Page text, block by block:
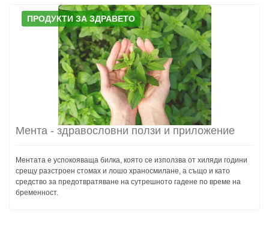
ПРОДУКТИ ЗА ЗДРАВЕТО
Мента - здравословни ползи и приложение
Ментата е успокояваща билка, която се използва от хиляди години
срещу разстроен стомах и лошо храносмилане, а също и като
средство за предотвратяване на сутрешното гадене по време на
бременност.